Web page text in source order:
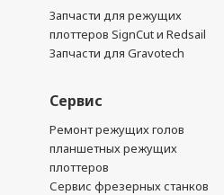
Запчасти для режущих
плоттеров SignCut и Redsail
Запчасти для Gravotech
Сервис
Ремонт режущих голов
планшетных режущих
плоттеров
Сервис фрезерных станков